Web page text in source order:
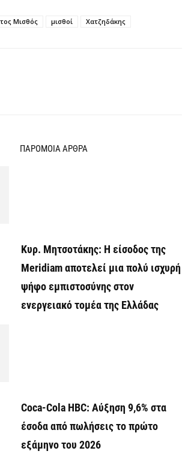
Μισθός μισθοί Χατζηδάκης
ΠΑΡΟΜΟΙΑ ΑΡΘΡΑ
Κυρ. Μητσοτάκης: Η είσοδος της
Meridiam αποτελεί μια πολύ ισχυρή
ψήφο εμπιστοσύνης στον
ενεργειακό τομέα της Ελλάδας
Coca-Cola HBC: Αύξηση 9,6% στα
έσοδα από πωλήσεις το πρώτο
εξάμηνο του 2026